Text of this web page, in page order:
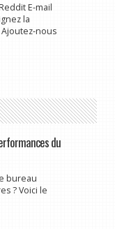
E-mail
la
nous
du
bureau
? Voici le